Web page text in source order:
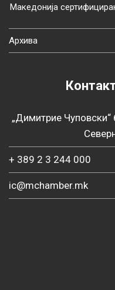
Македонија
Архива
„Димитрие Чуповски“
+ 389 2 3 244 000
ic@mchamber.mk